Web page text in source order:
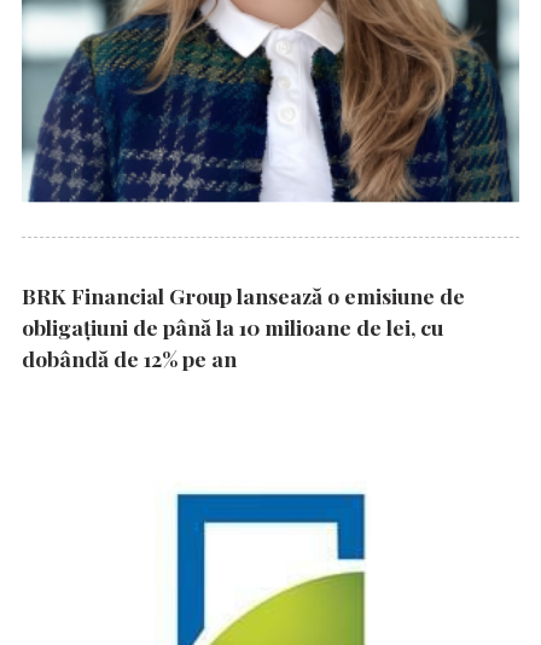
BRK Financial Group lansează o emisiune de
obligațiuni de până la 10 milioane de lei, cu
dobândă de 12% pe an